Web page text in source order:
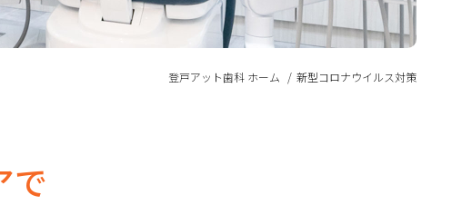
登戸アット歯科 ホーム 新型コロナウイルス対策
で